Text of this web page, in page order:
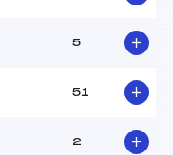
5
51
2